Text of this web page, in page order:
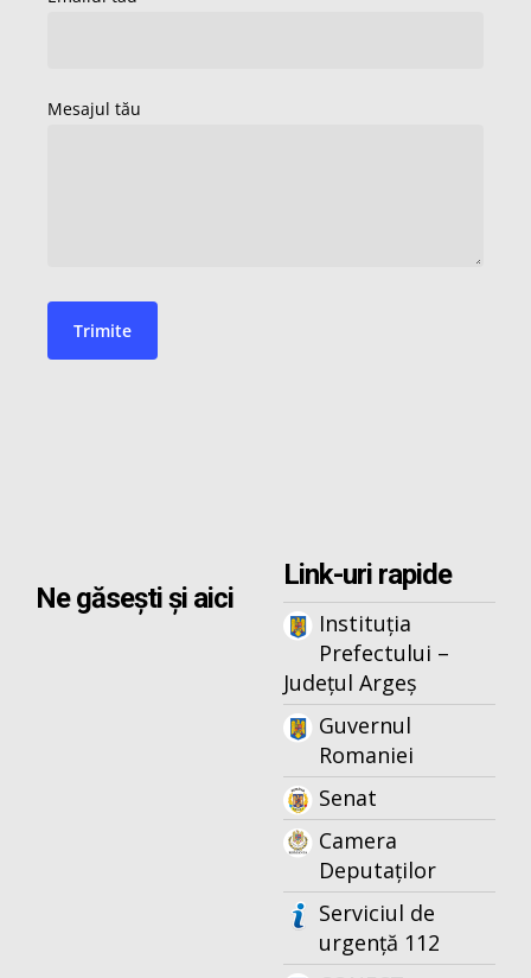
Ne găsești și aici
Link-uri rapide
Instituția
Prefectului –
Județul Argeș
Guvernul
Romaniei
Senat
Camera
Deputaților
Serviciul de
urgență 112